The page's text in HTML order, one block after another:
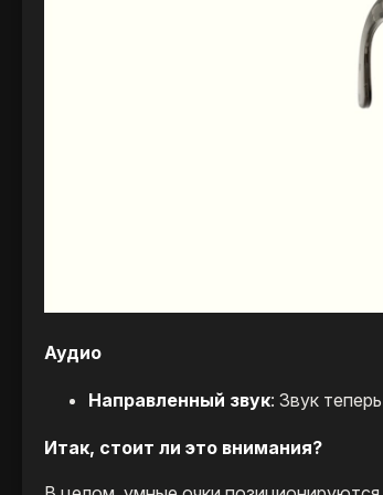
Аудио
Направленный звук: Звук
Итак, стоит ли это внимания?